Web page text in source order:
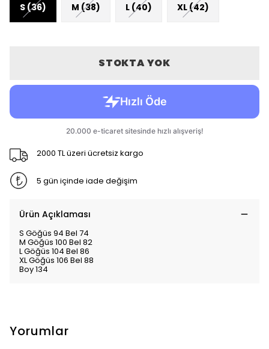
S (36) M (38) L (40) XL (42)
STOKTA YOK
2000 TL üzeri ücretsiz kargo
5 gün içinde iade değişim
Ürün Açıklaması
S Göğüs 94 Bel 74
M Göğüs 100 Bel 82
L Göğüs 104 Bel 86
XL Göğüs 106 Bel 88
Boy 134
Yorumlar